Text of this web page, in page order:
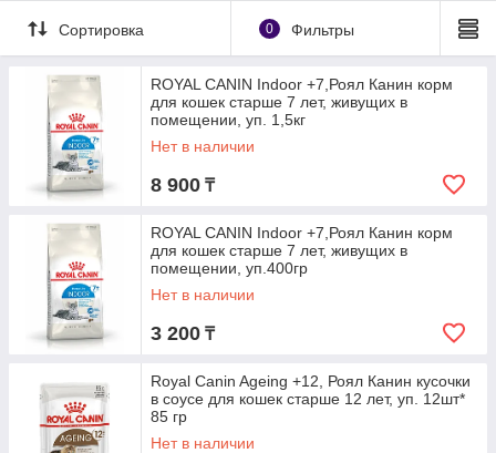
Сортировка 0 Фильтры
ROYAL CANIN Indoor +7,Роял Канин корм
для кошек старше 7 лет, живущих в
помещении, уп. 1,5кг
Нет в наличии
8 900 ₸
ROYAL CANIN Indoor +7,Роял Канин корм
для кошек старше 7 лет, живущих в
помещении, уп.400гр
Нет в наличии
3 200 ₸
Royal Canin Ageing +12, Роял Канин кусочки
в соусе для кошек старше 12 лет, уп. 12шт*
85 гр
Нет в наличии